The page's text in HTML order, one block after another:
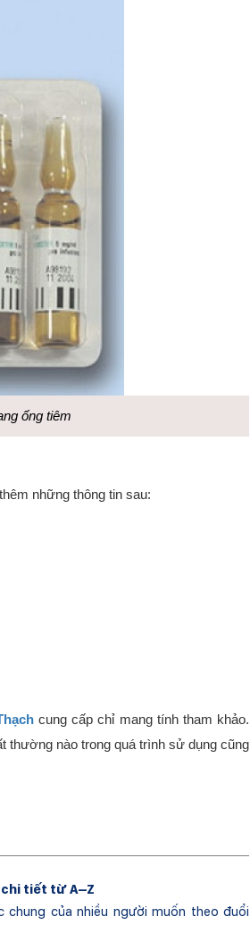
ống tiêm
những thông tin sau:
cung cấp chỉ mang tính tham khảo.
thường nào trong quá trình sử dụng cũng
chi tiết từ A–Z
của nhiều người muốn theo đuổi